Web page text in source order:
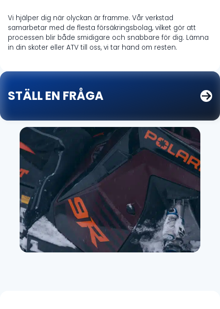
Vi hjälper dig när olyckan är framme. Vår verkstad
samarbetar med de flesta försäkringsbolag, vilket gör att
processen blir både smidigare och snabbare för dig. Lämna
in din skoter eller ATV till oss, vi tar hand om resten.
STÄLL EN FRÅGA